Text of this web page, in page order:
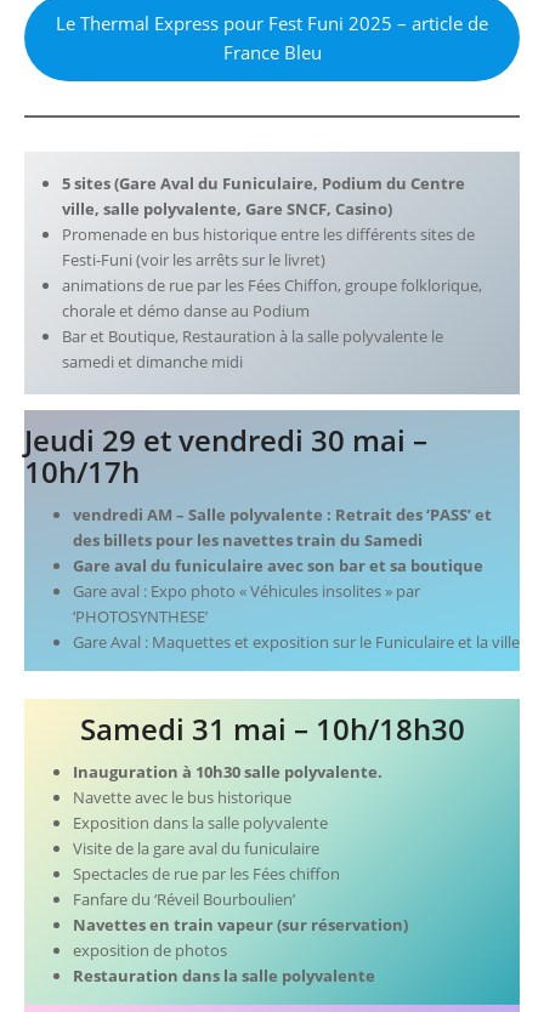
Le Thermal Express pour Fest Funi 2025 – article de
France Bleu
5 sites (Gare Aval du Funiculaire, Podium du Centre
ville, salle polyvalente, Gare SNCF, Casino)
Promenade en bus historique entre les différents sites de
Festi-Funi (voir les arrêts sur le livret)
animations de rue par les Fées Chiffon, groupe folklorique,
chorale et démo danse au Podium
Bar et Boutique, Restauration à la salle polyvalente le
samedi et dimanche midi
Jeudi 29 et vendredi 30 mai –
10h/17h
vendredi AM – Salle polyvalente : Retrait des ‘PASS’ et
des billets pour les navettes train du Samedi
Gare aval du funiculaire avec son bar et sa boutique
Gare aval : Expo photo « Véhicules insolites » par
‘PHOTOSYNTHESE’
Gare Aval : Maquettes et exposition sur le Funiculaire et la ville
Samedi 31 mai – 10h/18h30
Inauguration à 10h30 salle polyvalente.
Navette avec le bus historique
Exposition dans la salle polyvalente
Visite de la gare aval du funiculaire
Spectacles de rue par les Fées chiffon
Fanfare du ‘Réveil Bourboulien’
Navettes en train vapeur (sur réservation)
exposition de photos
Restauration dans la salle polyvalente